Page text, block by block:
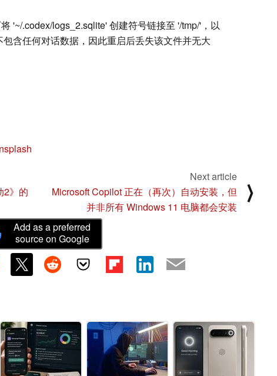
'~/.codex/logs_2.sqlite' 创建符号链接至 '/tmp/'，以
含任何对话数据，因此重启后丢失该文件并无大
2》的
Next article
Microsoft Copilot 正在（再次）自动安装，但
并非所有 Windows 11 电脑都会安装
⟩
Add as a preferred
source on Google